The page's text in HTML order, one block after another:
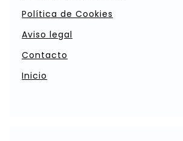
Política de Cookies
Aviso legal
Contacto
Inicio